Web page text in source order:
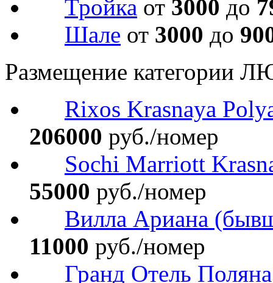
Тройка от 3000 до
Шале от 3000 до
Размещение категории
Rixos Krasnaya
206000 руб./номер
Sochi Marriott
55000 руб./номер
Вилла Ариана
11000 руб./номер
Гранд Отель Поляна